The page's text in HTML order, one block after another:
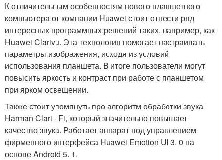
К отличительным особенностям нового планшетного
компьютера от компании Huawei стоит отнести ряд
интересных программных решений таких, например, как
Huawei Clarivu. Эта технология помогает настраивать
параметры изображения, исходя из условий
использования планшета. В итоге пользователи могут
повысить яркость и контраст при работе с планшетом
при ярком освещении.
Также стоит упомянуть про алгоритм обработки звука
Harman Clari - Fi, который значительно повышает
качество звука. Работает аппарат под управлением
фирменного интерфейса Huawei Emotion UI 3. 0 на
основе Android 5. 1.